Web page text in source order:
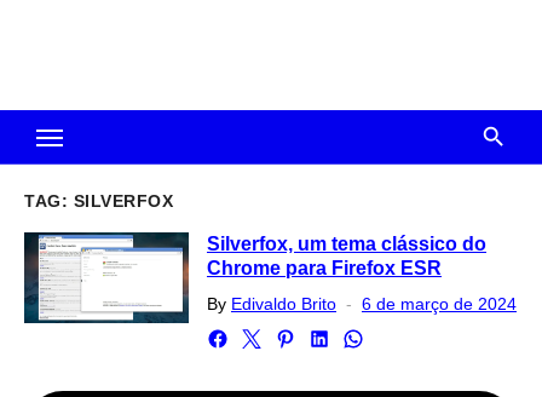
TAG: SILVERFOX
Silverfox, um tema clássico do
Chrome para Firefox ESR
By Edivaldo Brito
Posted
6 de março de 2024